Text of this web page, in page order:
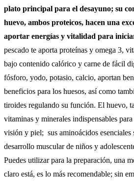
plato principal para el desayuno; su
huevo, ambos proteicos, hacen una
aportar energías y vitalidad para
pescado te aporta proteínas y omega 3,
bajo contenido calórico y carne de fácil
fósforo, yodo, potasio, calcio, aportan
beneficios para los huesos, así como
tiroides regulando su función. El huevo,
vitaminas y minerales indispensables
visión y piel; sus aminoácidos esenciales
desarrollo muscular de niños y
Puedes utilizar para la preparación, una
claro está, es lo más recomendable; sin